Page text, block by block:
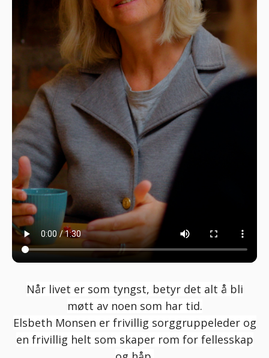
Når livet er som tyngst, betyr det alt å bli
møtt av noen som har tid.
Elsbeth Monsen er frivillig sorggruppeleder og
en frivillig helt som skaper rom for fellesskap